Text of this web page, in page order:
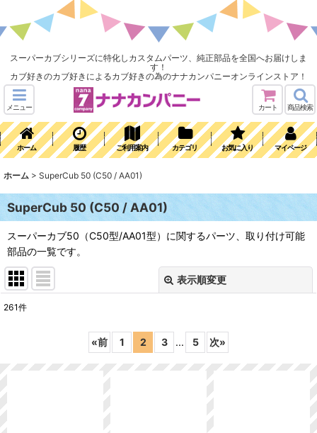
スーパーカブシリーズに特化しカスタムパーツ、純正部品を全国へお届けしま
す！
カブ好きのカブ好きによるカブ好きの為のナナカンパニーオンラインストア！
メニュー カート 商品検索
ホーム 履歴 ご利用案内 カテゴリ お気に入り マイページ
ホーム > SuperCub 50 (C50 / AA01)
SuperCub 50 (C50 / AA01)
スーパーカブ50（C50型/AA01型）に関するパーツ、取り付け可能
部品の一覧です。
表示順変更
261件
«前 1 2 3 ... 5 次»